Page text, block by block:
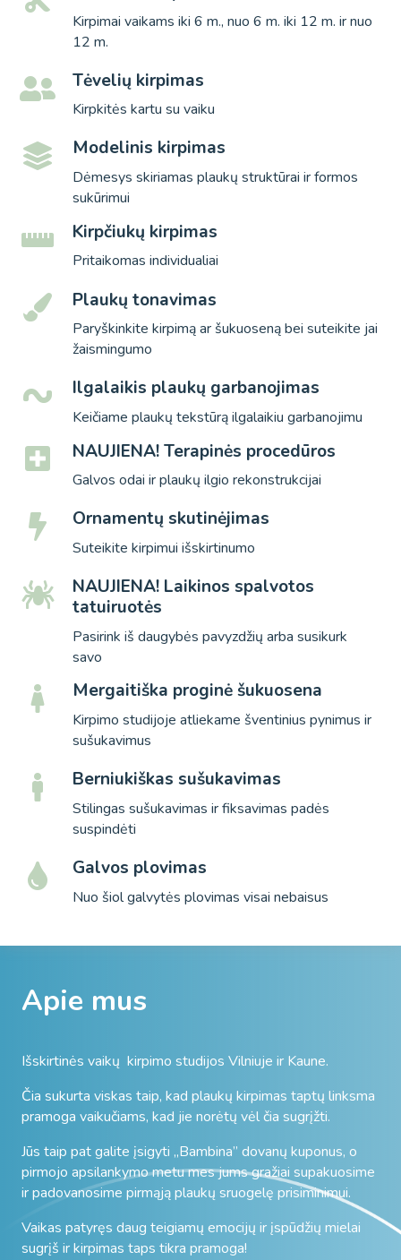
Kirpimai vaikams iki 6 m., nuo 6 m. iki 12 m. ir nuo
12 m.
Tėvelių kirpimas
Kirpkitės kartu su vaiku
Modelinis kirpimas
Dėmesys skiriamas plaukų struktūrai ir formos
sukūrimui
Kirpčiukų kirpimas
Pritaikomas individualiai
Plaukų tonavimas
Paryškinkite kirpimą ar šukuoseną bei suteikite jai
žaismingumo
Ilgalaikis plaukų garbanojimas
Keičiame plaukų tekstūrą ilgalaikiu garbanojimu
NAUJIENA! Terapinės procedūros
Galvos odai ir plaukų ilgio rekonstrukcijai
Ornamentų skutinėjimas
Suteikite kirpimui išskirtinumo
NAUJIENA! Laikinos spalvotos
tatuiruotės
Pasirink iš daugybės pavyzdžių arba susikurk
savo
Mergaitiška proginė šukuosena
Kirpimo studijoje atliekame šventinius pynimus ir
sušukavimus
Berniukiškas sušukavimas
Stilingas sušukavimas ir fiksavimas padės
suspindėti
Galvos plovimas
Nuo šiol galvytės plovimas visai nebaisus
Apie mus
Išskirtinės vaikų kirpimo studijos Vilniuje ir Kaune.
Čia sukurta viskas taip, kad plaukų kirpimas taptų linksma
pramoga vaikučiams, kad jie norėtų vėl čia sugrįžti.
Jūs taip pat galite įsigyti „Bambina” dovanų kuponus, o
pirmojo apsilankymo metu mes jums gražiai supakuosime
ir padovanosime pirmąją plaukų sruogelę prisiminimui.
Vaikas patyręs daug teigiamų emocijų ir įspūdžių mielai
sugrįš ir kirpimas taps tikra pramoga!